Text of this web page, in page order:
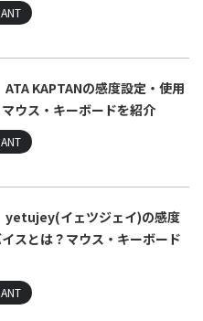
ATA KAPTANの感度設定・使用
ウス・キーボードを紹介
yetujey(イェツジェイ)の感度
スとは？マウス・キーボード